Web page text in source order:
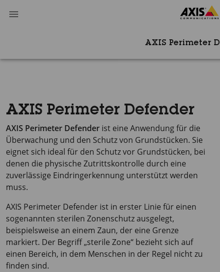
AXIS Perimeter
AXIS Perimeter Defender
AXIS Perimeter Defender ist eine Anwendung für die
Überwachung und den Schutz von Grundstücken. Sie
eignet sich ideal für den Schutz vor Grundstücken, bei
denen die physische Zutrittskontrolle durch eine
zuverlässige Eindringerkennung unterstützt werden
muss.
AXIS Perimeter Defender ist in erster Linie für einen
sogenannten sterilen Zonenschutz ausgelegt,
beispielsweise an einem Zaun, der eine Grenze
markiert. Der Begriff „sterile Zone“ bezieht sich auf
einen Bereich, in dem Menschen in der Regel nicht zu
finden sind.